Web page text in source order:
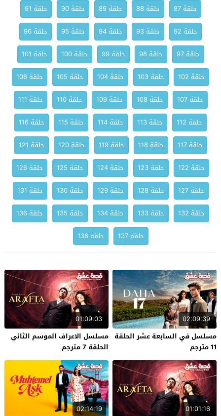
حلقة 87 حلقة 88 حلقة 89 حلقة 90
حلقة 91
حلقة 92
حلقة 93 حلقة 94 حلقة 95
حلقة 96
حلقة 97
حلقة 98 حلقة 99 حلقة 100
حلقة 101
حلقة 102
حلقة 103 حلقة 104 حلقة 105
حلقة 106
حلقة 107
حلقة 108 حلقة 109 حلقة 110
حلقة 111
حلقة 112
حلقة 113 حلقة 114 حلقة 115
حلقة 116
حلقة 117
حلقة 118 حلقة 119 حلقة 120
حلقة 121
حلقة 122
حلقة 123 حلقة 124 حلقة 125
حلقة 126
حلقة 127
حلقة 128 حلقة 129 حلقة 130
حلقة 131
حلقة 132
حلقة 133 حلقة 134 حلقة 135
حلقة 136
حلقة 137
حلقة 138
02:09:39
مسلسل في السابعة عشر الحلقة
11 مترجم
01:09:03
مسلسل الاعراف الموسم الثاني
الحلقة 7 مترجم
01:01:16
02:14:19